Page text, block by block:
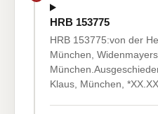
HRB 153775
HRB 153775:von der
München,
Klaus, München,